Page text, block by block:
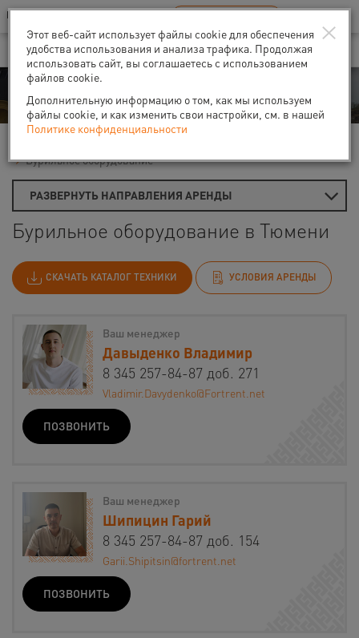
Ваш город:Тюмень
В Вашем регионе нет наших офисов RU EN
Аренда
Бурильное оборудование
РАЗВЕРНУТЬ НАПРАВЛЕНИЯ АРЕНДЫ
Бурильное оборудование в Тюмени
СКАЧАТЬ КАТАЛОГ ТЕХНИКИ УСЛОВИЯ АРЕНДЫ
Ваш менеджер
Давыденко Владимир
8 345 257-84-87 доб. 271
Vladimir.Davydenko@Fortrent.net
ПОЗВОНИТЬ
Ваш менеджер
Шипицин Гарий
8 345 257-84-87 доб. 154
Garii.Shipitsin@fortrent.net
ПОЗВОНИТЬ
×
Этот веб-сайт использует файлы cookie для обеспечения
удобства использования и анализа трафика. Продолжая
использовать сайт, вы соглашаетесь с использованием
файлов cookie.
Дополнительную информацию о том, как мы используем
файлы cookie, и как изменить свои настройки, см. в нашей
Политике конфиденциальности